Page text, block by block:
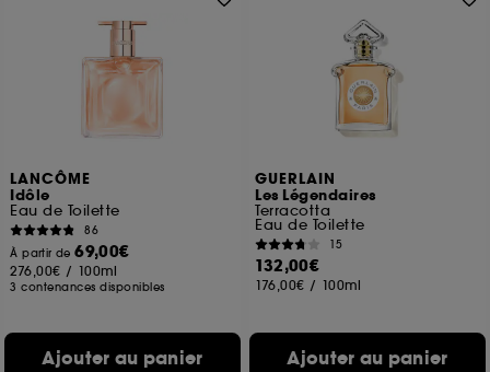
LANCÔME
Idôle
Eau de Toilette
86
À partir de69,00€
276,00€ / 100ml
3 contenances disponibles
Ajouter au panier
GUERLAIN
Les Légendaires
Terracotta
Eau de Toilette
15
132,00€
176,00€ / 100ml
Ajouter au panier